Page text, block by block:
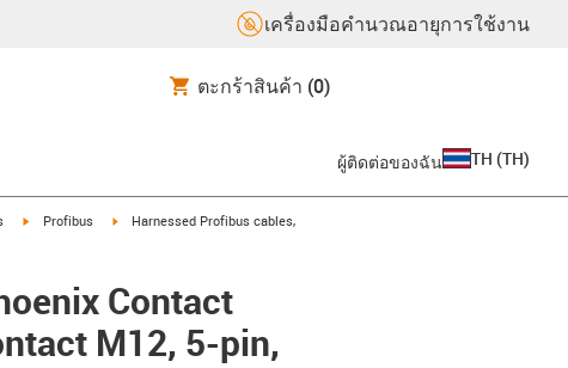
เครื่องมือคำนวณอายุการใช้งาน
ตะกร้าสินค้า (0)
ผู้ติดต่อของฉัน TH (TH)
igus-icon-arrow-right
Profibus igus-icon-arrow-right
Harnessed Profibus cables,
Contact
M12, 5-pin,